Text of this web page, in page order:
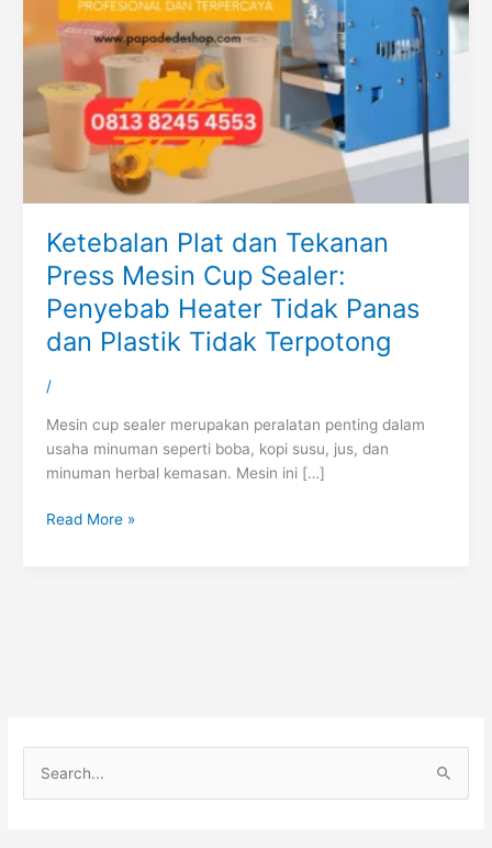
Ketebalan Plat dan Tekanan
Press Mesin Cup Sealer:
Penyebab Heater Tidak Panas
dan Plastik Tidak Terpotong
/
Mesin cup sealer merupakan peralatan penting dalam
usaha minuman seperti boba, kopi susu, jus, dan
minuman herbal kemasan. Mesin ini […]
Read More »